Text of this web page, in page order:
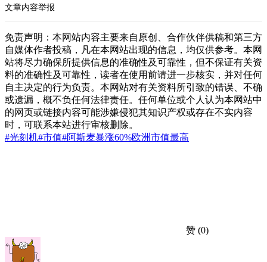
文章内容举报
免责声明：本网站内容主要来自原创、合作伙伴供稿和第三方
自媒体作者投稿，凡在本网站出现的信息，均仅供参考。本网
站将尽力确保所提供信息的准确性及可靠性，但不保证有关资
料的准确性及可靠性，读者在使用前请进一步核实，并对任何
自主决定的行为负责。本网站对有关资料所引致的错误、不确
或遗漏，概不负任何法律责任。任何单位或个人认为本网站中
的网页或链接内容可能涉嫌侵犯其知识产权或存在不实内容
时，可联系本站进行审核删除。
#光刻机#市值#阿斯麦暴涨60%欧洲市值最高
赞 (0)